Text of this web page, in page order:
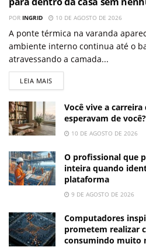
POR INGRID 10 DE AGOSTO DE 2026
A ponte térmica na varanda
ambiente interno continua até o
atravessando a camada...
LEIA MAIS
Você vive a
esperavam de você?
10 DE AGOSTO DE 2026
O profissional que
inteira quando
plataforma
9 DE AGOSTO DE 2026
Computadores
prometem realizar
consumindo muito